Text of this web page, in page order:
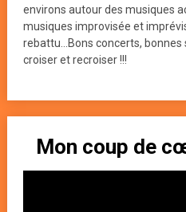
environs autour des musiques
musiques improvisée et
rebattu...Bons concerts, bonnes
croiser et recroiser !!!
Mon coup de